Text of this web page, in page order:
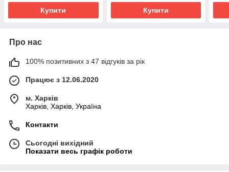
Купити Купити
Про нас
100% позитивних з 47 відгуків за рік
Працює з 12.06.2020
м. Харків
Харків, Харків, Україна
Контакти
Сьогодні вихідний
Показати весь графік роботи